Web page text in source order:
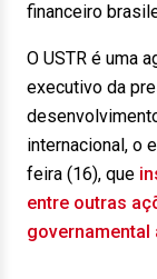
financeiro
O USTR é uma
executivo da
internacional, o
feira (16), que
entre outras
governamental